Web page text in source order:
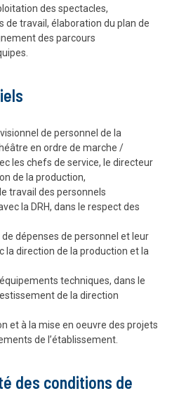
des spectacles,
de travail, élaboration du plan de
des parcours
de personnel de la
en ordre de marche /
les chefs de service, le directeur
de la production,
travail des personnels
la DRH, dans le respect des
dépenses de personnel et leur
la direction de la production et la
techniques, dans le
de la direction
et à la mise en oeuvre des projets
de l’établissement.
des conditions de